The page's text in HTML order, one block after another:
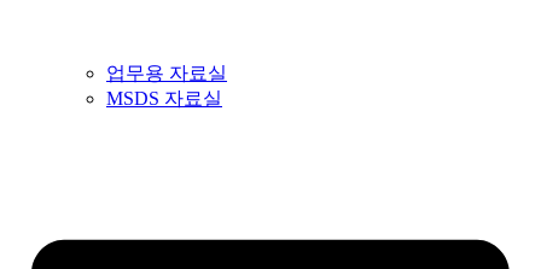
업무용 자료실
MSDS 자료실